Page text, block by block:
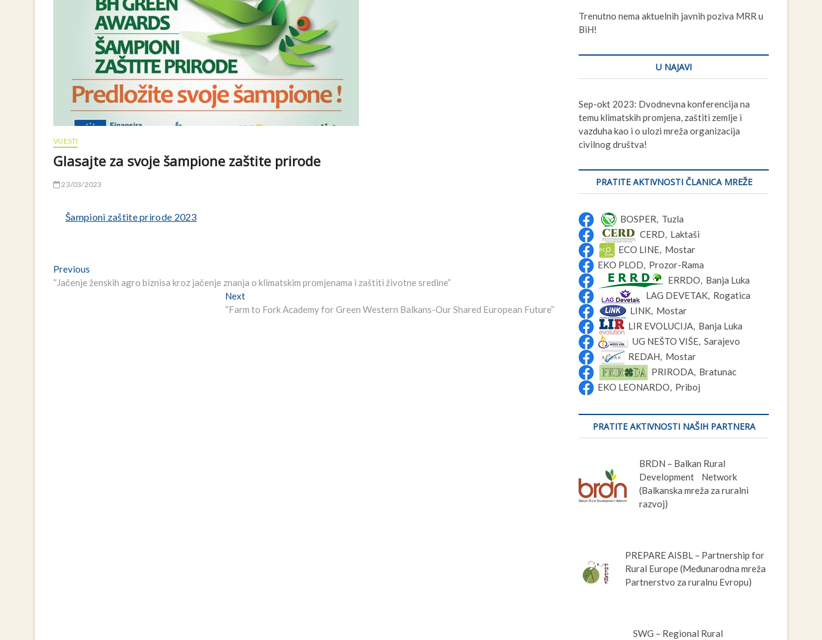
t
VIJESTI
Glasajte za svoje šampione zaštite prirode
23/03/2023
Šampioni zaštite prirode 2023
Navigacija
članaka
Previous
post:
“Jačenje ženskih agro biznisa kroz jačenje znanja o klimatskim promjenama i zaštiti životne sredine”
NextNext
post:
“Farm to Fork Academy for Green Western Balkans-Our Shared European Future”
Trenutno nema aktuelnih javnih poziva MRR u
BiH!
U NAJAVI
Sep-okt 2023: Dvodnevna konferencija na
temu klimatskih promjena, zaštiti zemlje i
vazduha kao i o ulozi mreža organizacija
civilnog društva!
PRATITE AKTIVNOSTI ČLANICA MREŽE
BOSPER, Tuzla
CERD, Laktaši
ECO LINE, Mostar
EKO PLOD, Prozor-Rama
ERRDO, Banja Luka
LAG DEVETAK, Rogatica
LINK, Mostar
LIR EVOLUCIJA, Banja Luka
UG NEŠTO VIŠE, Sarajevo
REDAH, Mostar
PRIRODA, Bratunac
EKO LEONARDO, Priboj
PRATITE AKTIVNOSTI NAŠIH PARTNERA
BRDN – Balkan Rural
Development Network
(Balkanska mreža za ruralni
razvoj)
PREPARE AISBL – Partnership for
Rural Europe (Međunarodna mreža
Partnerstvo za ruralnu Evropu)
SWG – Regional Rural